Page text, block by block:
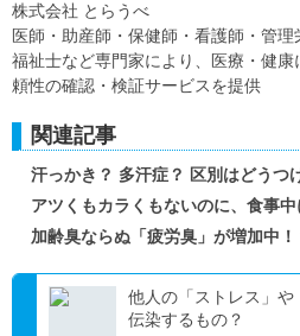
株式会社 とらうべ
医師・助産師・保健師・看護師・管
福祉士など専門家により、医療・健
頼性の確認・検証サービスを提供
関連記事
汗っかき？ 多汗症？ 区別はどうつ
アツくもカラくもないのに、食事
加齢臭ならぬ「疲労臭」が増加中
他人の「ストレス」
伝染するもの？